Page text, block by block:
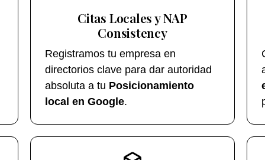
Citas Locales y NAP
Consistency
Registramos tu empresa en
directorios clave para dar autoridad
absoluta a tu Posicionamiento
local en Google.